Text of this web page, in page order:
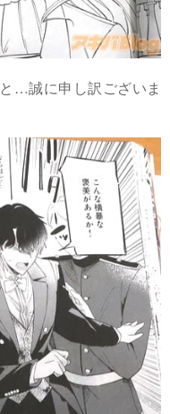
…誠に申し訳ございま